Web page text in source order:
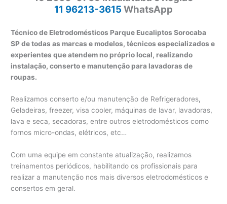
11 96213-3615 WhatsApp
Técnico de Eletrodomésticos Parque Eucaliptos Sorocaba
SP de todas as marcas e modelos, técnicos especializados e
experientes que atendem no próprio local, realizando
instalação, conserto e manutenção para lavadoras de
roupas.
Realizamos conserto e/ou manutenção de Refrigeradores,
Geladeiras, freezer, visa cooler, máquinas de lavar, lavadoras,
lava e seca, secadoras, entre outros eletrodomésticos como
fornos micro-ondas, elétricos, etc…
Com uma equipe em constante atualização, realizamos
treinamentos periódicos, habilitando os profissionais para
realizar a manutenção nos mais diversos eletrodomésticos e
consertos em geral.